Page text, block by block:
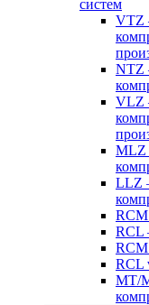
систем
VTZ
NTZ
VLZ
MLZ
LLZ
RCL
RCL
MT/